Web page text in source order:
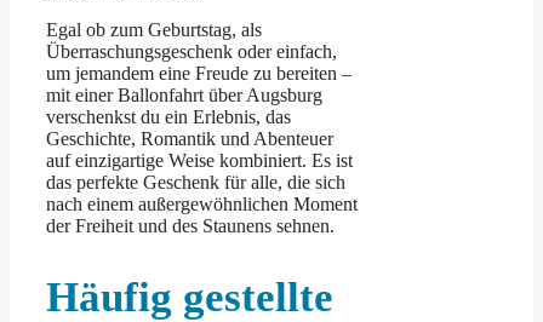
Egal ob zum Geburtstag, als
Überraschungsgeschenk oder einfach,
um jemandem eine Freude zu bereiten –
mit einer Ballonfahrt über Augsburg
verschenkst du ein Erlebnis, das
Geschichte, Romantik und Abenteuer
auf einzigartige Weise kombiniert. Es ist
das perfekte Geschenk für alle, die sich
nach einem außergewöhnlichen Moment
der Freiheit und des Staunens sehnen.
Häufig gestellte